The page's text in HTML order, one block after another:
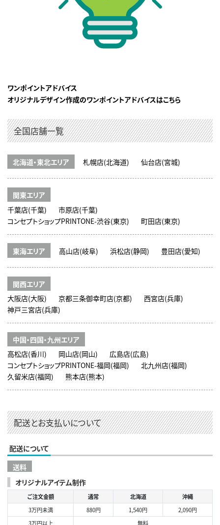
ワンポイントアドバイス
オリジナルデザイン作成のワンポイントアドバイスはこちら
全国店舗一覧
北海道・東北エリア 札幌店(北海道) 仙台店(宮城)
関東エリア
千葉店(千葉)
市原店(千葉)
コンセプトショップPRINTONE-渋谷(東京)
町田店(東京)
東海エリア 高山店(岐阜) 浜松店(静岡) 豊田店(愛知)
関西エリア
大阪店(大阪)
京都三条御幸町店(京都)
西宮店(兵庫)
神戸三宮店(兵庫)
中国・四国・九州エリア
高松店(香川)
岡山店(岡山)
広島店(広島)
コンセプトショップPRINTONE-福岡(福岡)
北九州店(福岡)
久留米店(福岡)
熊本店(熊本)
配送とお支払いについて
配送について
送料
オリジナルアイテム制作
ご注文金額 通常 北海道
沖縄
3万円未満
880円 1,540円
2,090円
3万円以上
無料